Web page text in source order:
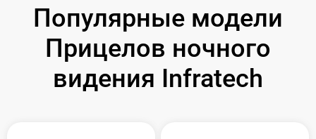
Популярные модели
Прицелов ночного
видения Infratech